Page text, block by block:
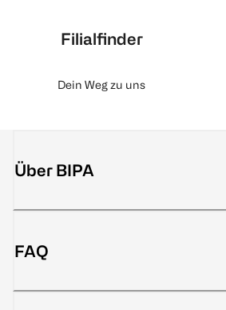
Filialfinder
Dein Weg zu uns
Über BIPA
FAQ